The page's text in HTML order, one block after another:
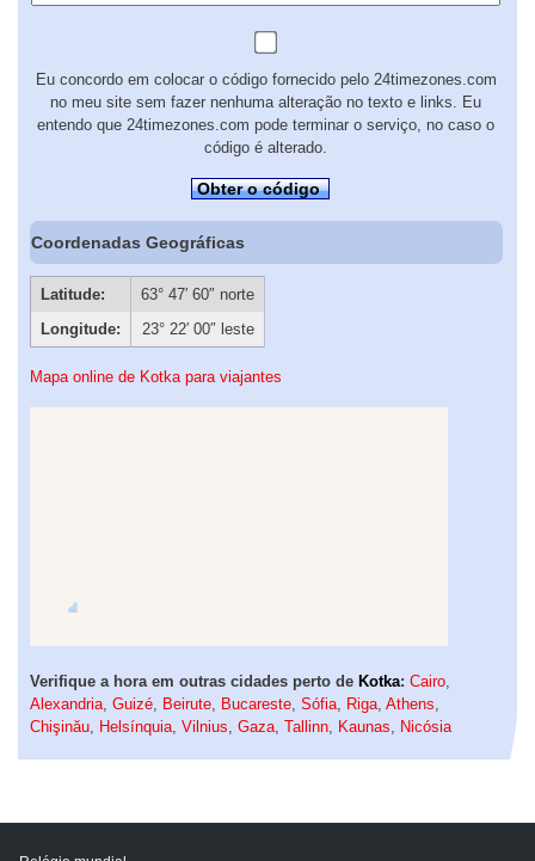
Eu concordo em colocar o código fornecido pelo 24timezones.com
no meu site sem fazer nenhuma alteração no texto e links. Eu
entendo que 24timezones.com pode terminar o serviço, no caso o
código é alterado.
Obter o código
Coordenadas Geográficas
Latitude:
63° 47′ 60″ norte
Longitude:
23° 22′ 00″ leste
Mapa online de Kotka para viajantes
Verifique a hora em outras cidades perto de Kotka: Cairo,
Alexandria, Guizé, Beirute, Bucareste, Sófia, Riga, Athens,
Chişinău, Helsínquia, Vilnius, Gaza, Tallinn, Kaunas, Nicósia